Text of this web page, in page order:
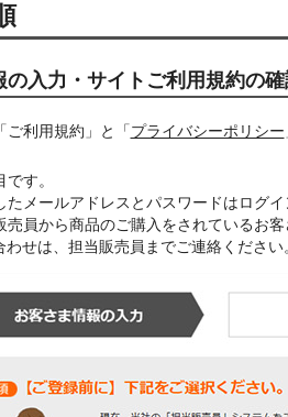
の入力・サイトご利用規約の
ご利用規約」と「プライバシーポリシー
す。
メールアドレスとパスワードはログ
員から商品のご購入をされているお
せは、担当販売員までご連絡ください